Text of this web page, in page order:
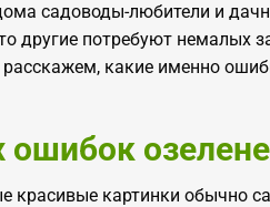
садоводы-любители и
другие потребуют немалых
расскажем, какие именно
красивые картинки